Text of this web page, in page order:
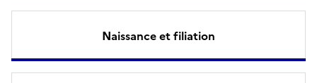
Naissance et filiation